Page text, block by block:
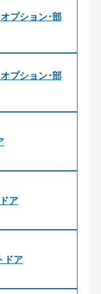
プション･部
プション･部
ア
ドア